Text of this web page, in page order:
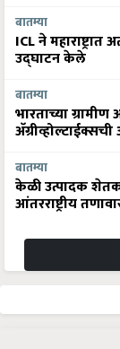
बातम्या
ICL ने
उद्घाटन केले
बातम्या
भारताच्या
बातम्या
केळी उत्पादक
आंतरराष्ट्रीय